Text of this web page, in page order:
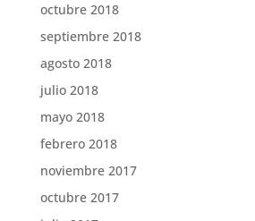
octubre 2018
septiembre 2018
agosto 2018
julio 2018
mayo 2018
febrero 2018
noviembre 2017
octubre 2017